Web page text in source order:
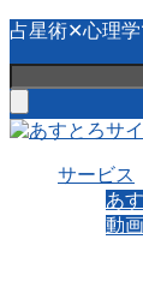
占星術✕心理学
サービス
あ
動